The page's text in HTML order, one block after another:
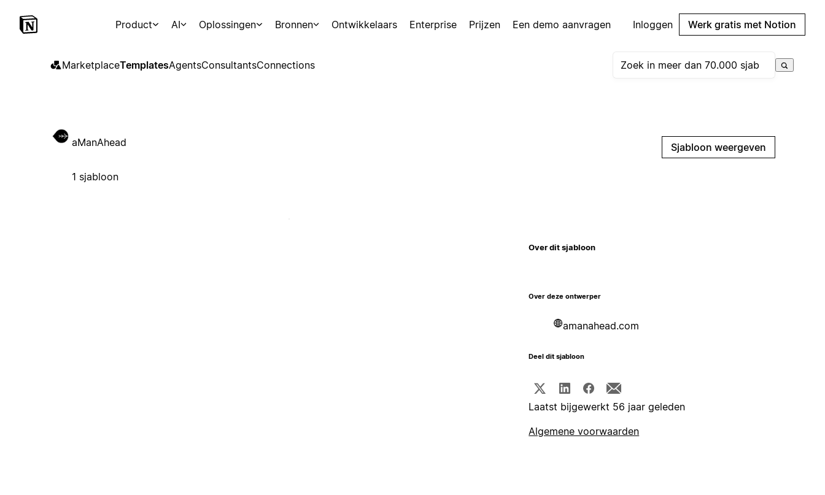
Product AI Oplossingen Bronnen Ontwikkelaars Enterprise Prijzen Een demo aanvragen Inloggen Werk gratis met Notion
MarketplaceTemplatesAgentsConsultantsConnections
aManAhead
1 sjabloon
Sjabloon weergeven
Over dit sjabloon
Over deze ontwerper
amanahead.com
Deel dit sjabloon
Laatst bijgewerkt 56 jaar geleden
Algemene voorwaarden